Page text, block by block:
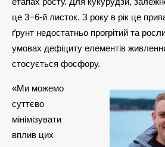
це 3−6-й листок. З року в рік це
ґрунт недостатньо прогрітий та
умовах дефіциту елементів
стосується фосфору.
«Ми можемо
суттєво
мінімізувати
вплив цих